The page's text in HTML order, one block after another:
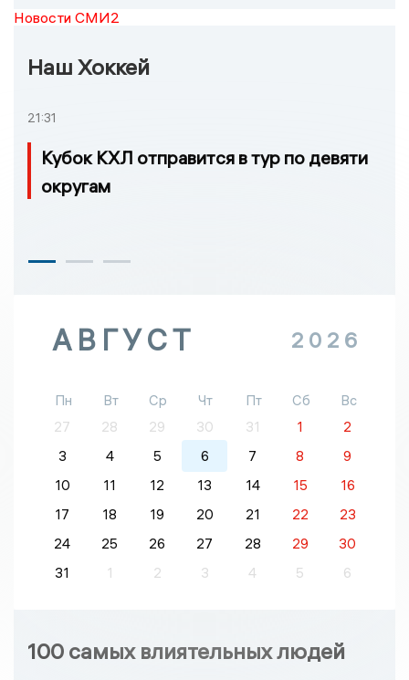
Новости СМИ2
Наш Хоккей
21:31
Кубок КХЛ отправится в тур по девяти
округам
АВГУСТ 2026
Пн Вт Ср Чт Пт Сб
Вс
27
28 29 30 31 1
2
3
4 5 6 7 8
9
10
11 12 13 14 15
16
17
18 19 20 21 22
23
24
25 26 27 28 29
30
31
1 2 3 4 5 6
100 самых влиятельных людей